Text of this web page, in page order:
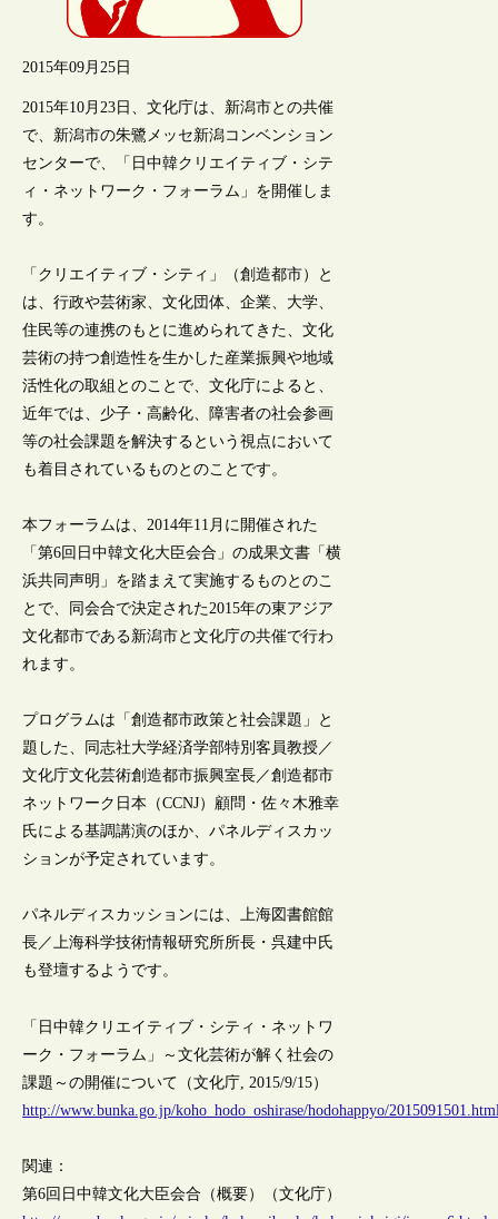
2015年09月25日
2015年10月23日、文化庁は、新潟市との共催
で、新潟市の朱鷺メッセ新潟コンベンション
センターで、「日中韓クリエイティブ・シテ
ィ・ネットワーク・フォーラム」を開催しま
す。
「クリエイティブ・シティ」（創造都市）と
は、行政や芸術家、文化団体、企業、大学、
住民等の連携のもとに進められてきた、文化
芸術の持つ創造性を生かした産業振興や地域
活性化の取組とのことで、文化庁によると、
近年では、少子・高齢化、障害者の社会参画
等の社会課題を解決するという視点において
も着目されているものとのことです。
本フォーラムは、2014年11月に開催された
「第6回日中韓文化大臣会合」の成果文書「横
浜共同声明」を踏まえて実施するものとのこ
とで、同会合で決定された2015年の東アジア
文化都市である新潟市と文化庁の共催で行わ
れます。
プログラムは「創造都市政策と社会課題」と
題した、同志社大学経済学部特別客員教授／
文化庁文化芸術創造都市振興室長／創造都市
ネットワーク日本（CCNJ）顧問・佐々木雅幸
氏による基調講演のほか、パネルディスカッ
ションが予定されています。
パネルディスカッションには、上海図書館館
長／上海科学技術情報研究所所長・呉建中氏
も登壇するようです。
「日中韓クリエイティブ・シティ・ネットワ
ーク・フォーラム」～文化芸術が解く社会の
課題～の開催について（文化庁, 2015/9/15）
http://www.bunka.go.jp/koho_hodo_oshirase/hodohappyo/
関連：
第6回日中韓文化大臣会合（概要）（文化庁）